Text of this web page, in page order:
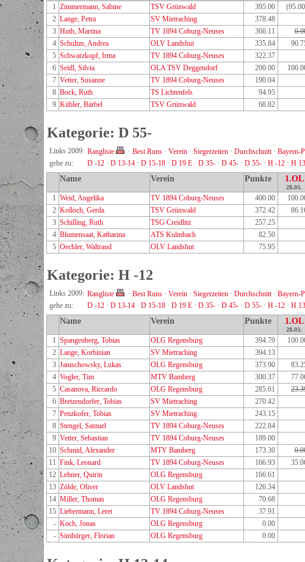
1 Zimmermann, Sabine TSV Grünwald 395.00
2 Lange, Petra SV Mietraching 378.48
3 Huth, Martina TV 1894 Coburg-Neuses 366.11
4 Schultze, Andrea OLV Landshut 335.84
5 Schwarzkopf, Irma TV 1894 Coburg-Neuses 322.37
6 Seidl, Silvia OLA TSV Deggendorf 200.00
7 Vetter, Susanne TV 1894 Coburg-Neuses 190.04
8 Bock, Ruth TS Lichtenfels 94.95
9 Kübler, Bärbel TSV Grünwald 68.82
Kategorie: D 55-
Links 2009: Rangliste · Best Runs · Verein · Siegerzeiten · Durchschnitt· Bayern-
gehe zu:
D -12 · D 13-14 · D 15-18 · D 19 E · D 35- · D 45- · D 55- · H -12 · H
Name Verein Punkte 1.OL
28.03.
1 Weid, Angelika TV 1894 Coburg-Neuses 400.00
2 Kolloch, Gerda TSV Grünwald 372.42
3 Schilling, Ruth TSG Creidlitz 257.25
4 Blumensaat, Katharina ATS Kulmbach 82.50
5 Oechler, Waltraud OLV Landshut 75.95
Kategorie: H -12
Links 2009: Rangliste · Best Runs · Verein · Siegerzeiten · Durchschnitt· Bayern-
gehe zu:
D -12 · D 13-14 · D 15-18 · D 19 E · D 35- · D 45- · D 55- · H -12 · H
Name Verein Punkte 1.OL
28.03.
1 Spangenberg, Tobias OLG Regensburg 394.79
2 Lange, Korbinian SV Mietraching 394.13
3 Janischowsky, Lukas OLG Regensburg 373.90
4 Vogler, Tim MTV Bamberg 300.37
5 Casanova, Riccardo OLG Regensburg 285.61
6 Bretzendorfer, Tobias SV Mietraching 270.42
7 Penzkofer, Tobias SV Mietraching 243.15
8 Stengel, Samuel TV 1894 Coburg-Neuses 222.84
9 Vetter, Sebastian TV 1894 Coburg-Neuses 189.00
10 Schmid, Alexander MTV Bamberg 173.30
11 Fink, Leonard TV 1894 Coburg-Neuses 166.93
12 Lehner, Quirin OLG Regensburg 166.61
13 Zölde, Oliver OLV Landshut 126.34
14 Miller, Thomas OLG Regensburg 70.68
15 Liebermann, Leret TV 1894 Coburg-Neuses 37.91
- Koch, Jonas OLG Regensburg 0.00
- Simbürger, Florian OLG Regensburg 0.00